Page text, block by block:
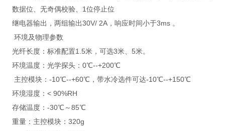
数据位、无奇偶校验、1位停止位
继电器输出，两组输出30V/ 2A，响应时间小于3ms 。
环境及物理参数
光纤长度：标准配置1.5米，可选3米、5米。
环境温度：光学探头：0℃--+200℃
主控模块：-10℃--+60℃，带水冷选件可达-10℃--+150℃
环境湿度：< 90%RH
存储温度：-30℃～85℃
重量：主控模块：320g